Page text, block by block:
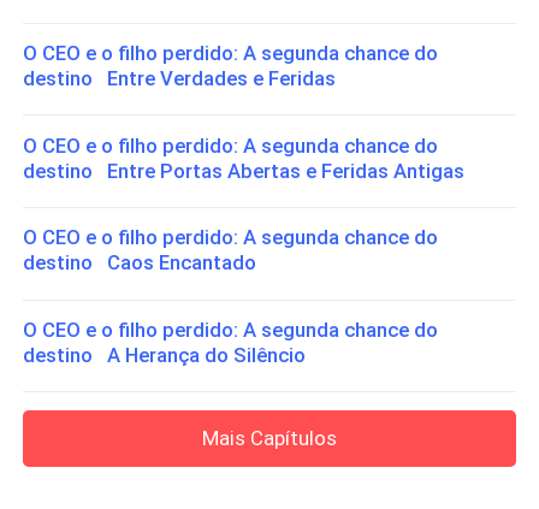
O CEO e o filho perdido: A segunda chance do
destino Entre Verdades e Feridas
O CEO e o filho perdido: A segunda chance do
destino Entre Portas Abertas e Feridas Antigas
O CEO e o filho perdido: A segunda chance do
destino Caos Encantado
O CEO e o filho perdido: A segunda chance do
destino A Herança do Silêncio
Mais Capítulos